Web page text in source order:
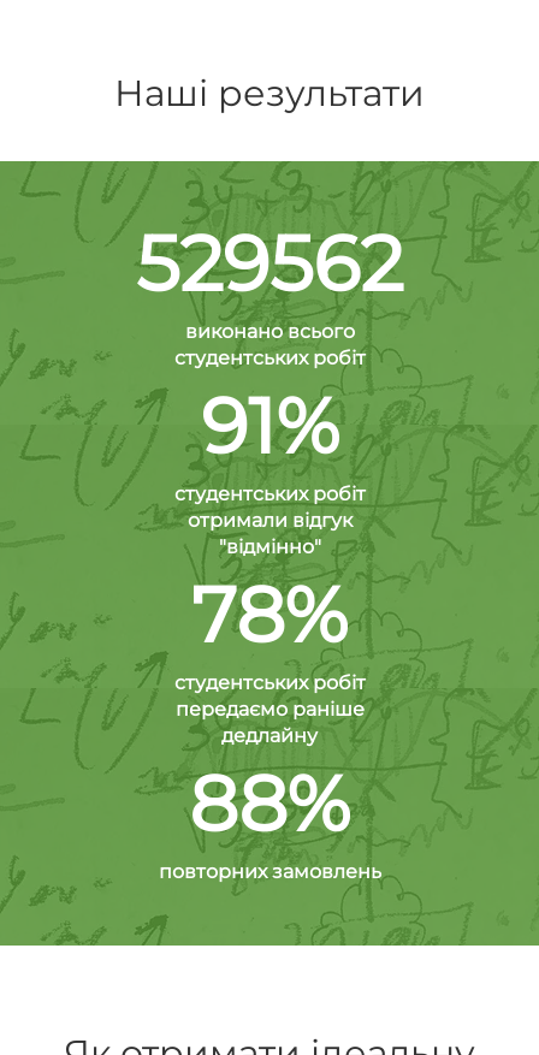
Наші результати
529562
виконано всього
студентських робіт
91%
студентських робіт
отримали відгук
"відмінно"
78%
студентських робіт
передаємо раніше
дедлайну
88%
повторних замовлень